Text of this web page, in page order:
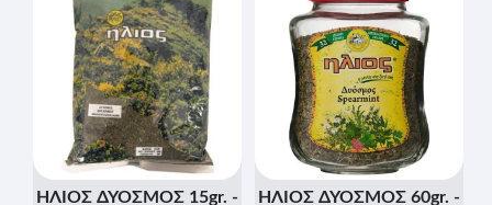
ΗΛΙΟΣ ΔΥΟΣΜΟΣ 15gr. - ΗΛΙΟΣ ΔΥΟΣΜΟΣ 60gr. -